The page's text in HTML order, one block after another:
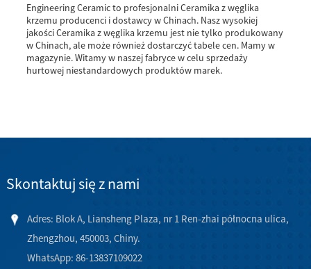
Engineering Ceramic to profesjonalni Ceramika z węglika
krzemu producenci i dostawcy w Chinach. Nasz wysokiej
jakości Ceramika z węglika krzemu jest nie tylko produkowany
w Chinach, ale może również dostarczyć tabele cen. Mamy w
magazynie. Witamy w naszej fabryce w celu sprzedaży
hurtowej niestandardowych produktów marek.
Skontaktuj się z nami
Adres: Blok A, Liansheng Plaza, nr 1 Ren-zhai północna ulica,
Zhengzhou, 450003, Chiny.
WhatsApp: 86-13837109022